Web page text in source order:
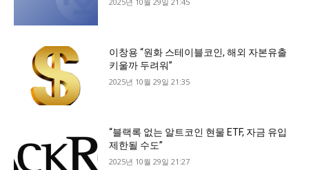
이창용 “원화 스테이블코인, 해외 자본유출
키울까 두려워”
2025년 10월 29일 21:35
“블랙록 없는 알트코인 현물 ETF, 자금 유입
제한될 수도”
2025년 10월 29일 21:27